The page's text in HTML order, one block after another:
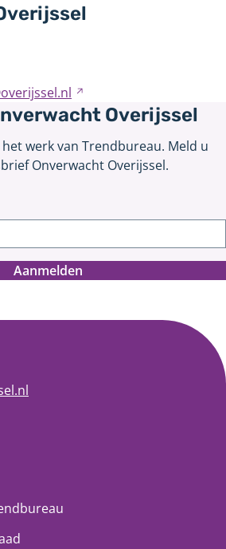
naar
andere
website
Overijssel
werk van Trendbureau. Meld u
Onverwacht Overijssel.
Aanmelden